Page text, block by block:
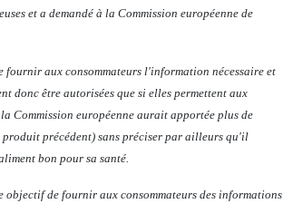
et a demandé à la Commission européenne de
aux consommateurs l'information nécessaire et
donc être autorisées que si elles permettent aux
Commission européenne aurait apportée plus de
précédent) sans préciser par ailleurs qu'il
bon pour sa santé.
objectif de fournir aux consommateurs des informations